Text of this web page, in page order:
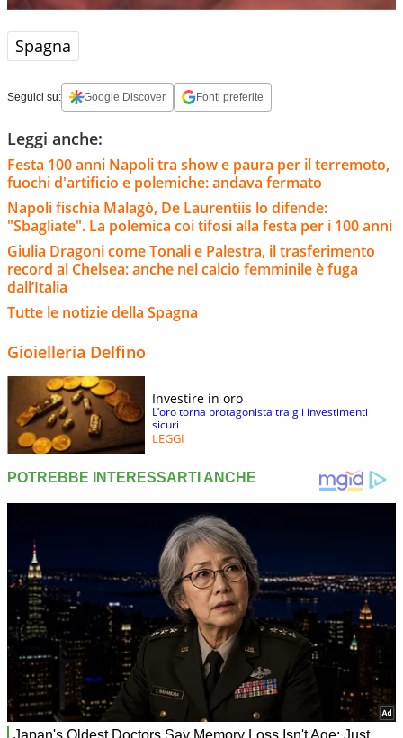
Spagna
Seguici su: Google Discover Fonti preferite
Leggi anche:
Festa 100 anni Napoli tra show e paura per il terremoto,
fuochi d'artificio e polemiche: andava fermato
Napoli fischia Malagò, De Laurentiis lo difende:
"Sbagliate". La polemica coi tifosi alla festa per i 100 anni
Giulia Dragoni come Tonali e Palestra, il trasferimento
record al Chelsea: anche nel calcio femminile è fuga
dall’Italia
Tutte le notizie della Spagna
Gioielleria Delfino
Investire in oro
L’oro torna protagonista tra gli investimenti
sicuri
LEGGI